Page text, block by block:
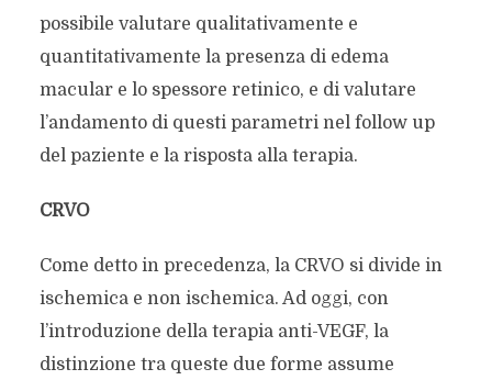
possibile valutare qualitativamente e
quantitativamente la presenza di edema
macular e lo spessore retinico, e di valutare
l’andamento di questi parametri nel follow up
del paziente e la risposta alla terapia.
CRVO
Come detto in precedenza, la CRVO si divide in
ischemica e non ischemica. Ad oggi, con
l’introduzione della terapia anti-VEGF, la
distinzione tra queste due forme assume